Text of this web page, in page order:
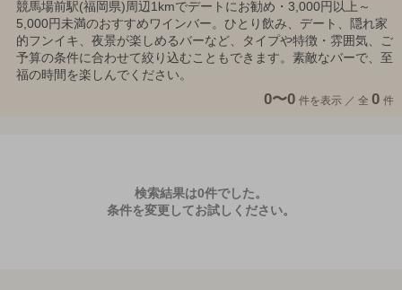
競馬場前駅(福岡県)周辺1kmでデートにお勧め・3,000円以上～
5,000円未満のおすすめワインバー。ひとり飲み、デート、隠れ家
的フンイキ、夜景が楽しめるバーなど、タイプや特徴・雰囲気、ご
予算の条件に合わせて絞り込むこともできます。素敵なバーで、至
福の時間を楽しんでください。
0〜0 件を表示 ／ 全 0 件
検索結果は0件でした。
条件を変更してお試しください。